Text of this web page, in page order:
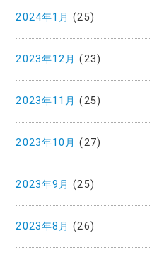
2024年1月 (25)
2023年12月 (23)
2023年11月 (25)
2023年10月 (27)
2023年9月 (25)
2023年8月 (26)